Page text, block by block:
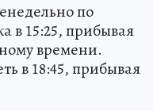
по
в 15:25, прибывая
времени.
в 18:45, прибывая